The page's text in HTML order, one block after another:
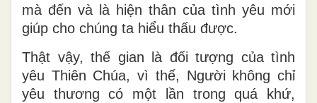
mà đến và là hiện thân của tình yêu mới
giúp cho chúng ta hiểu thấu được.
Thật vậy, thế gian là đối tượng của tình
yêu Thiên Chúa, vì thế, Người không chỉ
yêu thương có một lần trong quá khứ,